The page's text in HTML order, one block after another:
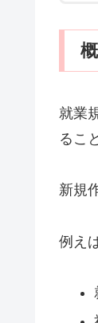
就業
るこ
新規
例え